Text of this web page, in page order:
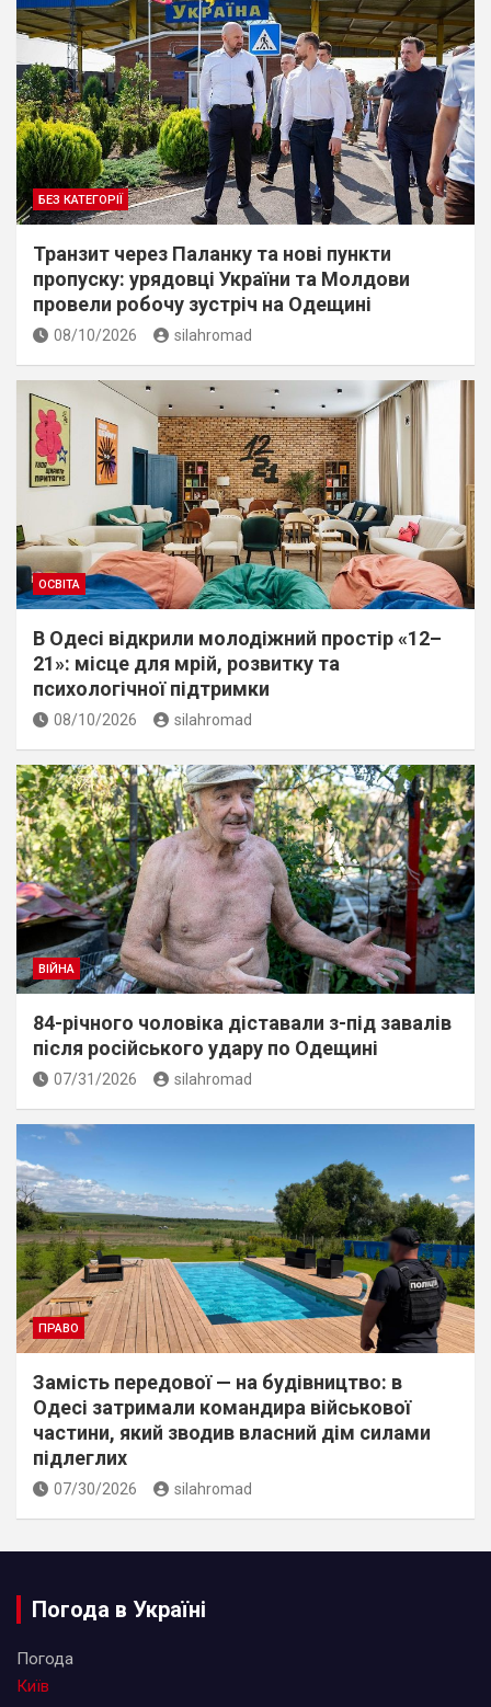
БЕЗ КАТЕГОРІЇ
Транзит через Паланку та нові пункти
пропуску: урядовці України та Молдови
провели робочу зустріч на Одещині
08/10/2026 silahromad
ОСВІТА
В Одесі відкрили молодіжний простір «12–
21»: місце для мрій, розвитку та
психологічної підтримки
08/10/2026 silahromad
ВІЙНА
84-річного чоловіка діставали з-під завалів
пiсля росiйського удару по Одещині
07/31/2026 silahromad
ПРАВО
Замість передової — на будівництво: в
Одесі затримали командира військової
частини, який зводив власний дім силами
підлеглих
07/30/2026 silahromad
Погода в Україні
Погода
Київ